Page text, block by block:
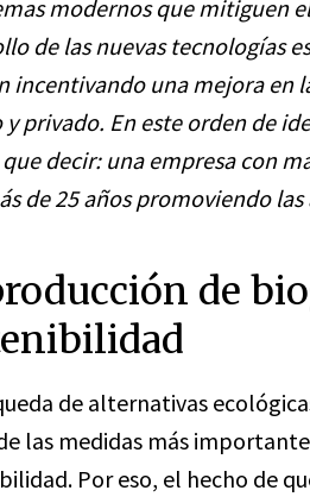
modernos que mitiguen
de las nuevas tecnologías
incentivando una mejora en
privado. En este orden de
decir: una empresa con
de 25 años promoviendo
de
de alternativas
las medidas más
Por eso, el hecho de